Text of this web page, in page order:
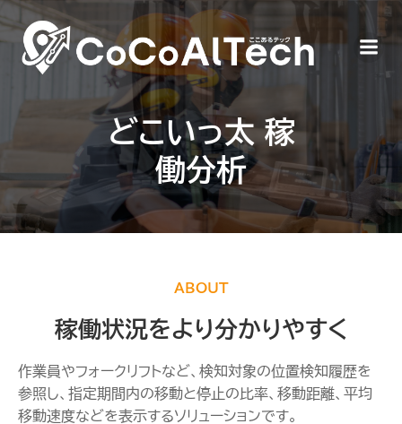
コ
テ
ン
ツ
へ
ス
キ
ッ
プ
どこいっ太 稼
働分析
ABOUT
稼働状況をより分かりやすく
作業員やフォークリフトなど、検知対象の位置検知履歴を
参照し、指定期間内の移動と停止の比率、移動距離、平均
移動速度などを表示するソリューションです。